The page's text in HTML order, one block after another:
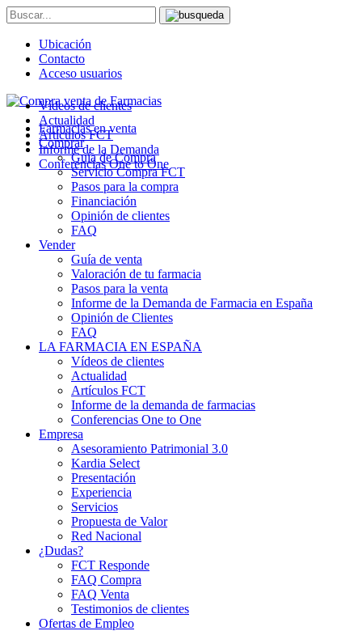
Ubicación
Contacto
Acceso usuarios
Farmacias en venta
Comprar
Guía de Compra
Servicio Compra FCT
Pasos para la compra
Financiación
Opinión de clientes
FAQ
Vender
Guía de venta
Valoración de tu farmacia
Pasos para la venta
Informe de la Demanda de Farmacia en España
Opinión de Clientes
FAQ
LA FARMACIA EN ESPAÑA
Vídeos de clientes
Actualidad
Artículos FCT
Informe de la demanda de farmacias
Conferencias One to One
Empresa
Asesoramiento Patrimonial 3.0
Kardia Select
Presentación
Experiencia
Servicios
Propuesta de Valor
Red Nacional
¿Dudas?
FCT Responde
FAQ Compra
FAQ Venta
Testimonios de clientes
Ofertas de Empleo
Vídeos de clientes
Actualidad
Artículos FCT
Informe de la Demanda
Conferencias One to One